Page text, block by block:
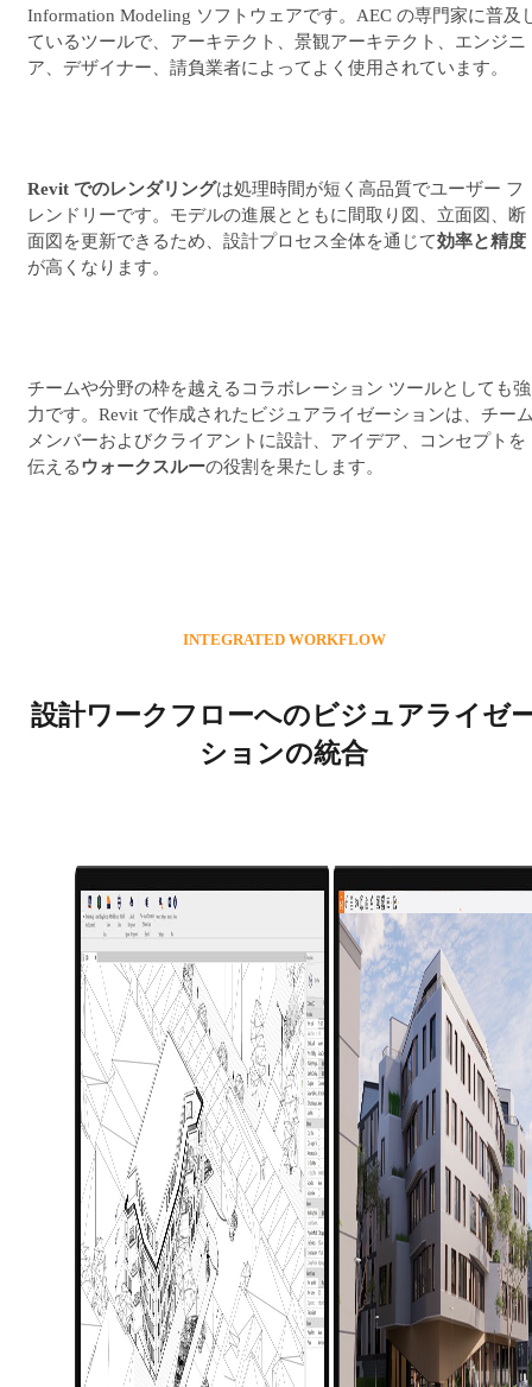
Information Modeling ソフトウェアです。AEC の専門家に普及
ているツールで、アーキテクト、景観アーキテクト、エンジニ
ア、デザイナー、請負業者によってよく使用されています。
Revit でのレンダリングは処理時間が短く高品質でユーザー フ
レンドリーです。モデルの進展とともに間取り図、立面図、断
面図を更新できるため、設計プロセス全体を通じて効率と精度
が高くなります。
チームや分野の枠を越えるコラボレーション ツールとしても強
力です。Revit で作成されたビジュアライゼーションは、チー
メンバーおよびクライアントに設計、アイデア、コンセプトを
伝えるウォークスルーの役割を果たします。
設計ワークフローへのビジュアライゼ
ションの統合
INTEGRATED WORKFLOW